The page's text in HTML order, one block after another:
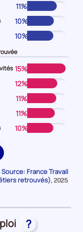
11%
10%
10%
15%
12%
11%
11%
10%
France Travail
retrouvés), Données
2025
?